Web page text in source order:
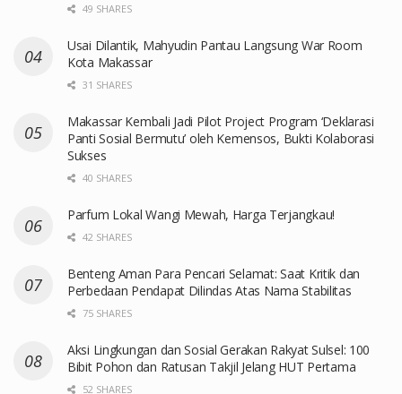
49 SHARES
Usai Dilantik, Mahyudin Pantau Langsung War Room
Kota Makassar
31 SHARES
Makassar Kembali Jadi Pilot Project Program ‘Deklarasi
Panti Sosial Bermutu’ oleh Kemensos, Bukti Kolaborasi
Sukses
40 SHARES
Parfum Lokal Wangi Mewah, Harga Terjangkau!
42 SHARES
Benteng Aman Para Pencari Selamat: Saat Kritik dan
Perbedaan Pendapat Dilindas Atas Nama Stabilitas
75 SHARES
Aksi Lingkungan dan Sosial Gerakan Rakyat Sulsel: 100
Bibit Pohon dan Ratusan Takjil Jelang HUT Pertama
52 SHARES